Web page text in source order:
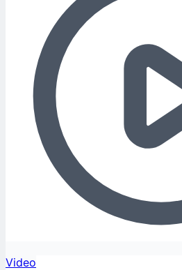
Video